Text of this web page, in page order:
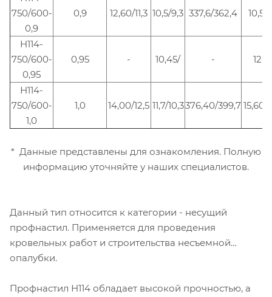
750/600-
0,9
0,9 12,60/11,3 10,5/9,3 337,6/362,4 10,5/
Н114-
750/600-
0,95
0,95 - 10,45/ -
Н114-
750/600-
1,0
1,0 14,00/12,5 11,7/10,3376,40/399,7 15,60/
* Данные представлены для ознакомления. Полную
информацию уточняйте у наших специалистов.
Данный тип относится к категории - несущий
профнастил. Применяется для проведения
кровельных работ и строительства несъемной
опалубки.
Профнастил Н114 обладает высокой прочностью, а